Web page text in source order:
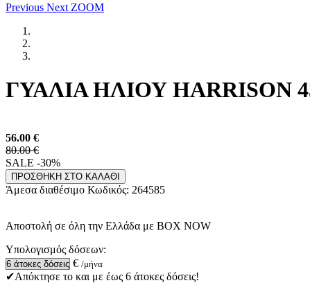
Previous Next ZOOM
ΓΥΑΛΙΑ ΗΛΙΟΥ HARRISON
56.00 €
80.00 €
SALE -30%
ΠΡΟΣΘΗΚΗ ΣΤΟ ΚΑΛΑΘΙ
Άμεσα διαθέσιμο Κωδικός: 264585
Αποστολή σε όλη την Ελλάδα με BOX NOW
Υπολογισμός δόσεων:
€ /μήνα
✔Απόκτησε το και με έως 6 άτοκες δόσεις!